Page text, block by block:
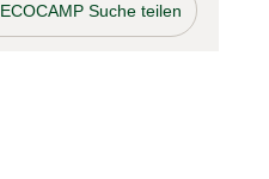
ECOCAMP Suche teilen